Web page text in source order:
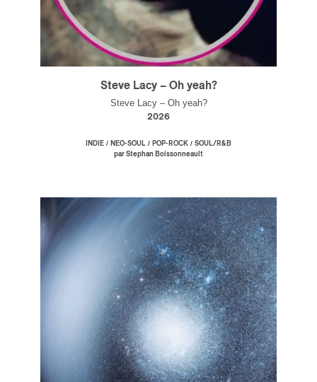
Steve Lacy – Oh yeah?
Steve Lacy – Oh yeah?
2026
INDIE / NEO-SOUL / POP-ROCK / SOUL/R&B
par Stephan Boissonneault